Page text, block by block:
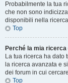
Probabilmente la tua
che non sono
disponibili nella
Top
Perché la mia
La tua ricerca ha dato
la ricerca avanzata e
dei forum in cui
Top